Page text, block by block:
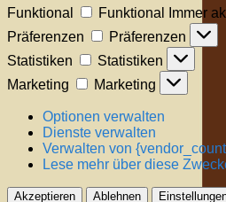
Funktional
Funktional
Immer
Präferenzen
Präferenzen
Statistiken
Statistiken
Marketing
Marketing
Optionen verwalten
Dienste verwalten
Verwalten von
Lese mehr über diese
Akzeptieren Ablehnen